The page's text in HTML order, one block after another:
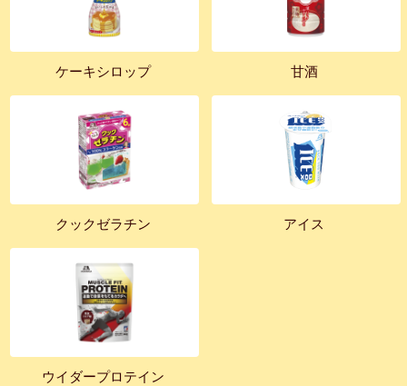
ケーキシロップ 甘酒
クックゼラチン アイス
ウイダープロテイン